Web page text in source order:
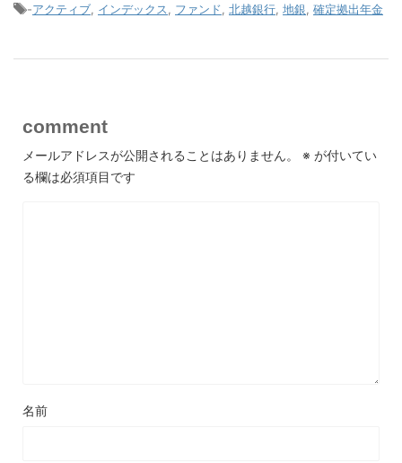
-アクティブ インデックス ファンド 北越銀行 地銀 確定拠出年金
comment
メールアドレスが公開されることはありません。 ※ が付いてい
る欄は必須項目です
名前